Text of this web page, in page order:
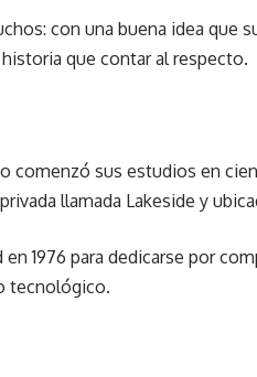
con una buena idea que
que contar al respecto.
comenzó sus estudios en
llamada Lakeside y
1976 para dedicarse por
tecnológico.